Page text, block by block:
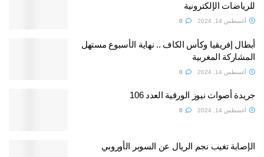
للرياضات الإلكترونية
أغسطس 14, 2024
أبطال إفريقيا وكأس الكاف .. نهاية الأسبوع مستهل
المشاركة المغربية
أغسطس 14, 2024
جريدة أصوات نيوز الورقية العدد 106
أغسطس 14, 2024
الإصابة تغيب نجم الريال عن السوبر الأوروبي